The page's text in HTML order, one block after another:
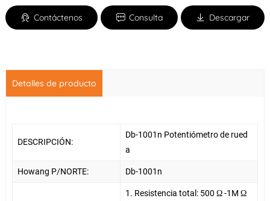
Contáctenos Consulta Descargar
Detalles de producto
DESCRIPCIÓN:
Db-1001n Potentiómetro de rued
a
Howang P/NORTE: Db-1001n
1. Resistencia total: 500 Ω -1M Ω